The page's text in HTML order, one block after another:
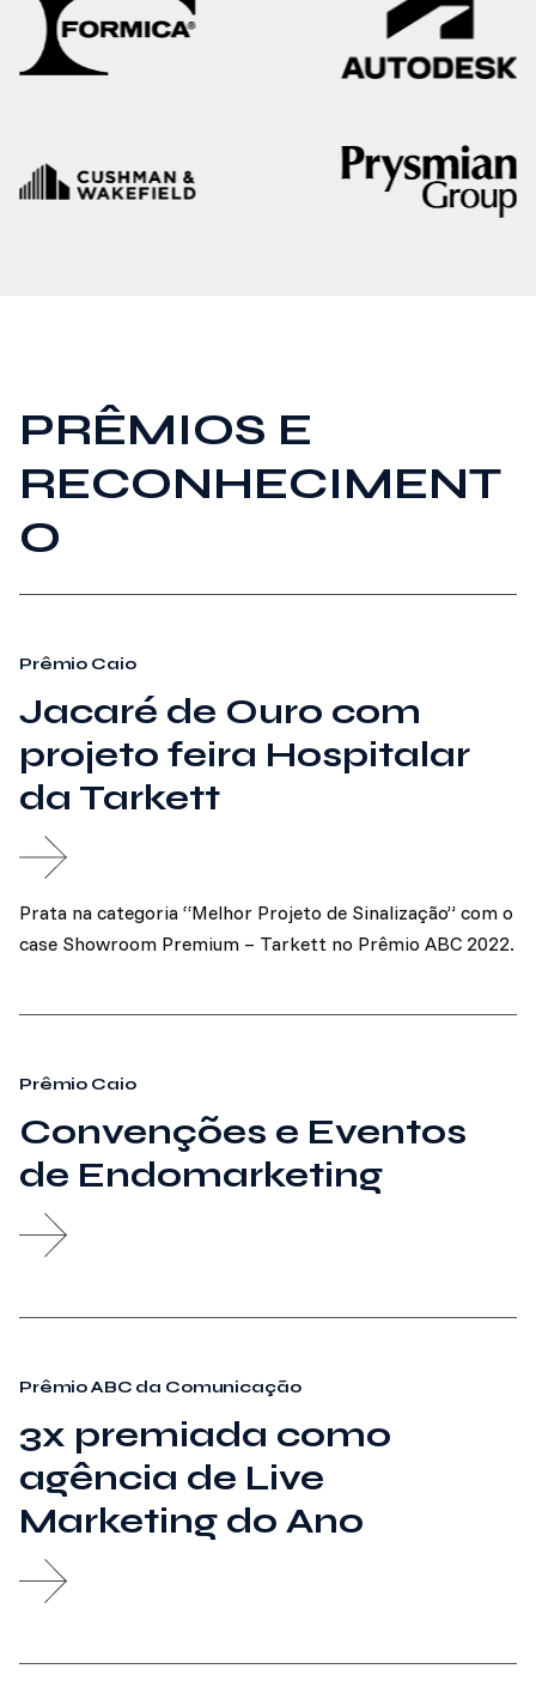
PRÊMIOS E
RECONHECIMENT
O
Prêmio Caio
Jacaré de Ouro com
projeto feira Hospitalar
da Tarkett
Prata na categoria “Melhor Projeto de Sinalização” com o
case Showroom Premium – Tarkett no Prêmio ABC 2022.
Prêmio Caio
Convenções e Eventos
de Endomarketing
Prêmio ABC da Comunicação
3x premiada como
agência de Live
Marketing do Ano